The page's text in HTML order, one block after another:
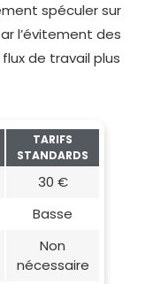
spéculer sur
l’évitement des
de travail plus
TARIFS
STANDARDS
30 €
Basse
Non
nécessaire